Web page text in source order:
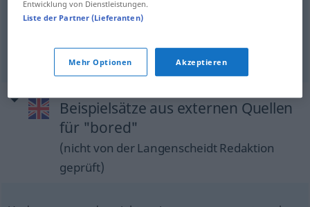
wenn esSienicht langweilte, würde ich
Beispielsätze aus externen Quellen
für "bored"
(nicht von der Langenscheidt Redaktion
geprüft)
Entwicklung von Dienstleistungen.
Liste der Partner (Lieferanten)
Mehr Optionen Akzeptieren